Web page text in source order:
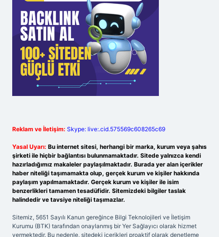
Reklam ve İletişim: Skype: live:.cid.575569c608265c69
Yasal Uyarı: Bu internet sitesi, herhangi bir marka, kurum veya şahıs
şirketi ile hiçbir bağlantısı bulunmamaktadır. Sitede yalnızca kendi
hazırladığımız makaleler paylaşılmaktadır. Burada yer alan içerikler
haber niteliği taşımamakta olup, gerçek kurum ve kişiler hakkında
paylaşım yapılmamaktadır. Gerçek kurum ve kişiler ile isim
benzerlikleri tamamen tesadüfidir. Sitemizdeki bilgiler taslak
halindedir ve tavsiye niteliği taşımazlar.
Sitemiz, 5651 Sayılı Kanun gereğince Bilgi Teknolojileri ve İletişim
Kurumu (BTK) tarafından onaylanmış bir Yer Sağlayıcı olarak hizmet
vermektedir. Bu nedenle, sitedeki içerikleri proaktif olarak denetleme